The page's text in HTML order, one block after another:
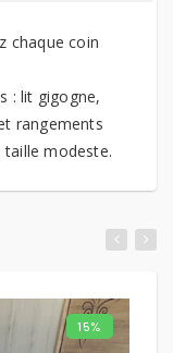
chaque coin
: lit gigogne,
rangements
taille modeste.
15%